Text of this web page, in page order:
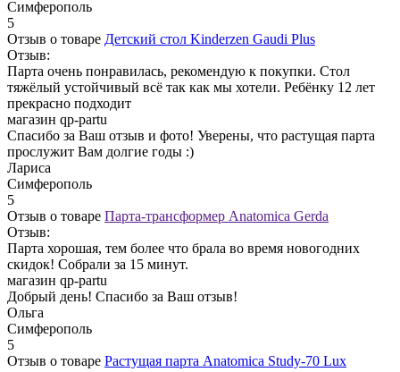
Симферополь
5
Отзыв о товаре Детский стол Kinderzen Gaudi Plus
Отзыв:
Парта очень понравилась, рекомендую к покупки. Стол
тяжёлый устойчивый всё так как мы хотели. Ребёнку 12 лет
прекрасно подходит
магазин qp-partu
Спасибо за Ваш отзыв и фото! Уверены, что растущая парта
прослужит Вам долгие годы :)
Лариса
Симферополь
5
Отзыв о товаре Парта-трансформер Anatomica Gerda
Отзыв:
Парта хорошая, тем более что брала во время новогодних
скидок! Собрали за 15 минут.
магазин qp-partu
Добрый день! Спасибо за Ваш отзыв!
Ольга
Симферополь
5
Отзыв о товаре Растущая парта Anatomica Study-70 Lux